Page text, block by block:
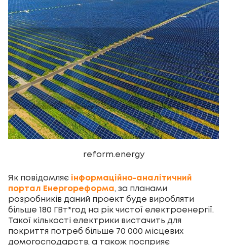
reform.energy
Як повідомляє інформаційно-аналітичний
портал Енергореформа, за планами
розробників даний проект буде виробляти
більше 180 ГВт*год на рік чистої електроенергії.
Такої кількості електрики вистачить для
покриття потреб більше 70 000 місцевих
домогосподарств, а також посприяє